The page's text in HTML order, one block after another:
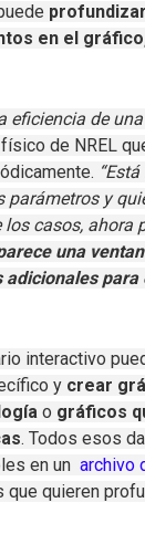
en el
eficiencia de
de NREL
parámetros y
los casos, ahora
una
para
interactivo
y crear
o gráficos
.Todos esos
en unarchivo
que quieren